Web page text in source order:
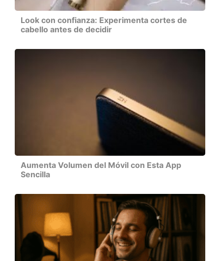
Look con confianza: Experimenta cortes de
cabello antes de decidir
Aumenta Volumen del Móvil con Esta App
Sencilla